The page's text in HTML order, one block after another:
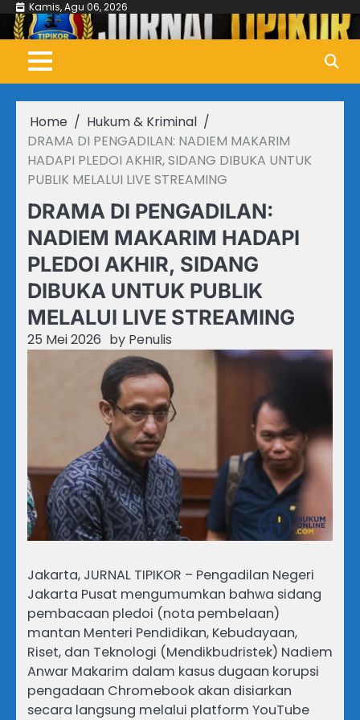
Skip
content
Kamis, Agu 06, 2026
Home
Hukum & Kriminal
DRAMA DI PENGADILAN: NADIEM MAKARIM
HADAPI PLEDOI AKHIR, SIDANG DIBUKA UNTUK
PUBLIK MELALUI LIVE STREAMING
DRAMA DI PENGADILAN:
NADIEM MAKARIM HADAPI
PLEDOI AKHIR, SIDANG
DIBUKA UNTUK PUBLIK
MELALUI LIVE STREAMING
25 Mei 2026 by Penulis
Jakarta, JURNAL TIPIKOR – Pengadilan Negeri
Jakarta Pusat mengumumkan bahwa sidang
pembacaan pledoi (nota pembelaan)
mantan Menteri Pendidikan, Kebudayaan,
Riset, dan Teknologi (Mendikbudristek) Nadiem
Anwar Makarim dalam kasus dugaan korupsi
pengadaan Chromebook akan disiarkan
secara langsung melalui platform YouTube